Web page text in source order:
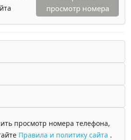
просмотр номера
просмотр номера телефона,
Правила и политику сайта .